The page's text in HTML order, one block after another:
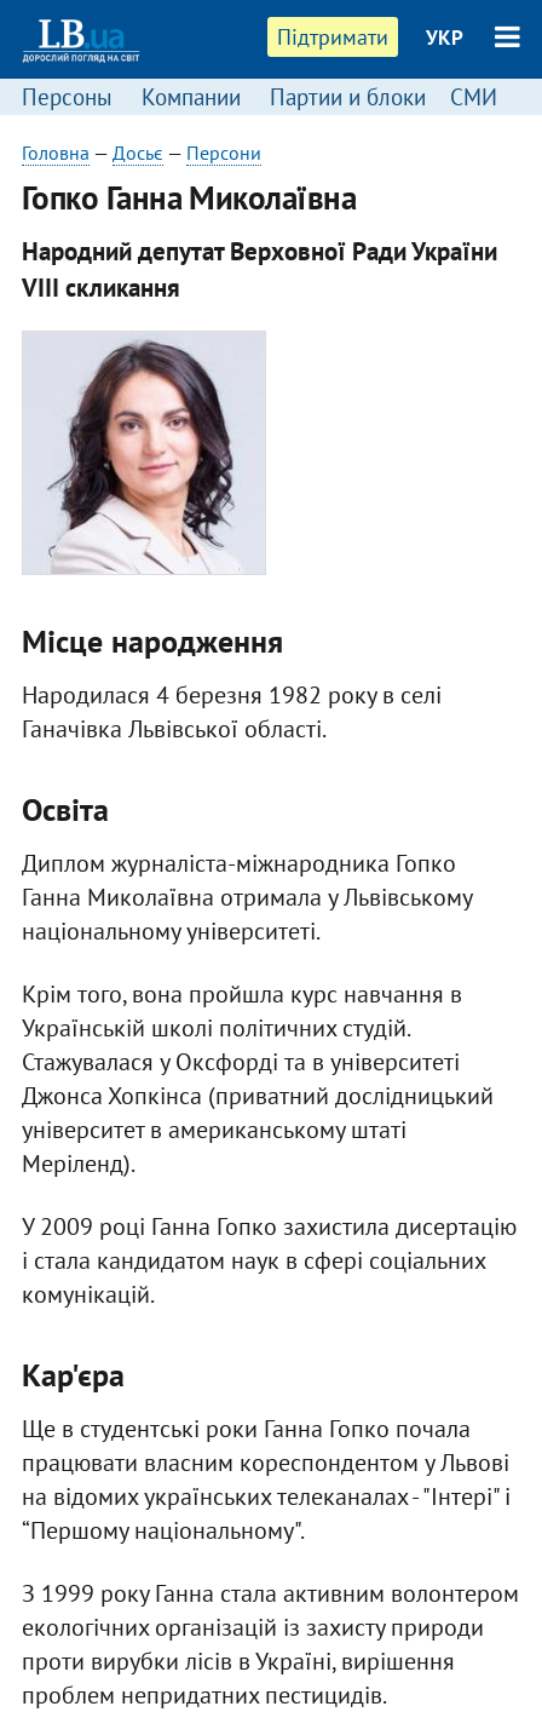
Підтримати УКР
Персоны Компании Партии и блоки СМИ
Головна — Досьє — Персони
Гопко Ганна Миколаївна
Народний депутат Верховної Ради України
VIII скликання
Місце народження
Народилася 4 березня 1982 року в селі
Ганачівка Львівської області.
Освіта
Диплом журналіста-міжнародника Гопко
Ганна Миколаївна отримала у Львівському
національному університеті.
Крім того, вона пройшла курс навчання в
Українській школі політичних студій.
Стажувалася у Оксфорді та в університеті
Джонса Хопкінса (приватний дослідницький
університет в американському штаті
Меріленд).
У 2009 році Ганна Гопко захистила дисертацію
і стала кандидатом наук в сфері соціальних
комунікацій.
Кар'єра
Ще в студентські роки Ганна Гопко почала
працювати власним кореспондентом у Львові
на відомих українських телеканалах - "Інтері" і
“Першому національному".
З 1999 року Ганна стала активним волонтером
екологічних організацій із захисту природи
проти вирубки лісів в Україні, вирішення
проблем непридатних пестицидів.